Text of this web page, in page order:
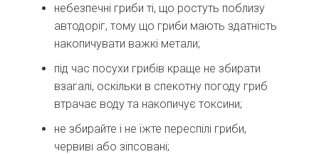
небезпечні гриби ті, що ростуть поблизу
автодоріг, тому що гриби мають здатність
накопичувати важкі метали;
під час посухи грибів краще не збирати
взагалі, оскільки в спекотну погоду гриб
втрачає воду та накопичує токсини;
не збирайте і не їжте переспілі гриби,
червиві або зіпсовані;